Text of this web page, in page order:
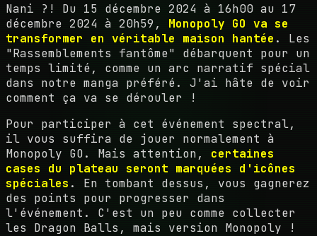
Nani ?! Du 15 décembre 2024 à 16h00 au 17
décembre 2024 à 20h59, Monopoly GO va se
transformer en véritable maison hantée . Les
"Rassemblements fantôme" débarquent pour un
temps limité, comme un arc narratif spécial
dans notre manga préféré. J'ai hâte de voir
comment ça va se dérouler !
Pour participer à cet événement spectral,
il vous suffira de jouer normalement à
Monopoly GO. Mais attention, certaines
cases du plateau seront marquées d'icônes
spéciales . En tombant dessus, vous gagnerez
des points pour progresser dans
l'événement. C'est un peu comme collecter
les Dragon Balls, mais version Monopoly !